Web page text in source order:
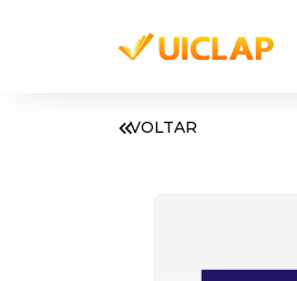
VOLTAR